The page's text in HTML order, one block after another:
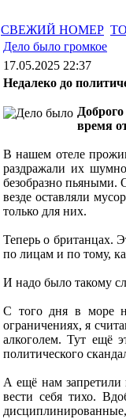
СВЕЖИЙ НОМЕР
Дело было громкое
17.05.2025 22:37
Недалеко до
время
В нашем отеле
раздражали их
безобразно пьяными.
везде оставляли
только для них.
Теперь о британцах.
по лицам и по тому,
И надо было такому
С того дня в море
ограничениях, я
алкоголем. Тут ещё
политического
А ещё нам запретили
вести себя тихо.
дисциплинированные,